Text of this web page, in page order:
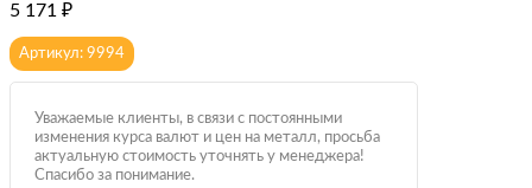
5 171 ₽
Артикул: 9994
Уважаемые клиенты, в связи с постоянными
изменения курса валют и цен на металл, просьба
актуальную стоимость уточнять у менеджера!
Спасибо за понимание.